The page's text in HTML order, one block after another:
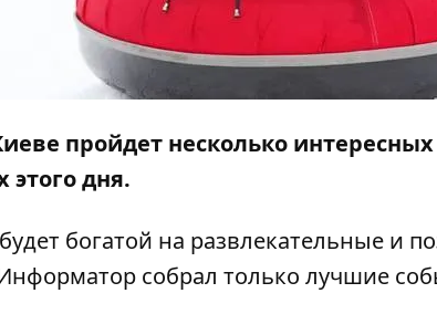
пройдет несколько
этого дня.
богатой на развлекательные и
собрал только лучшие